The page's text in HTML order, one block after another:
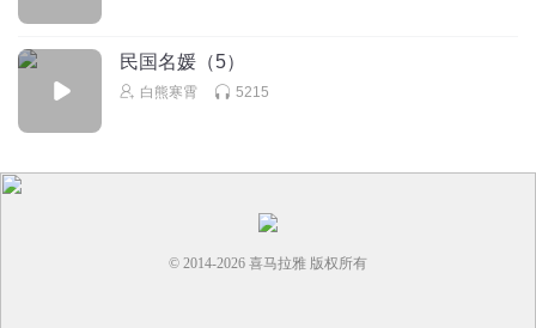
民国名媛（5）
白熊寒霄 5215
© 2014-2026 喜马拉雅 版权所有